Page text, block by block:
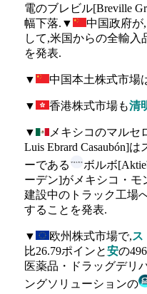
電のブレビル[Breville
幅下落.▼
中国政府が
して,米国からの全輸入
を発表.
▼ 中国本土株式市場
▼ 香港株式市場も清
▼
メキシコのマルセ
Luis Ebrard Casaubón]
ーである
ボルボ
ーデン]がメキシコ・モ
建設中のトラック工場
することを発表.
▼ 欧州株式市場で,ス
比26.79ポインと安の
医薬品・ドラッグデリ
ングソリューションの